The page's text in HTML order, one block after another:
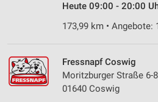
Heute 09:00 - 20:00
173,99 km • Angebote:
Fressnapf Coswig
Moritzburger Straße 6-8
01640 Coswig
Wir nutzen Ihre Daten für folgende Zwecke:
IAB-Verarbeitungszwecke:
Verwendung reduzierter Daten zur
Werbeanzeigen